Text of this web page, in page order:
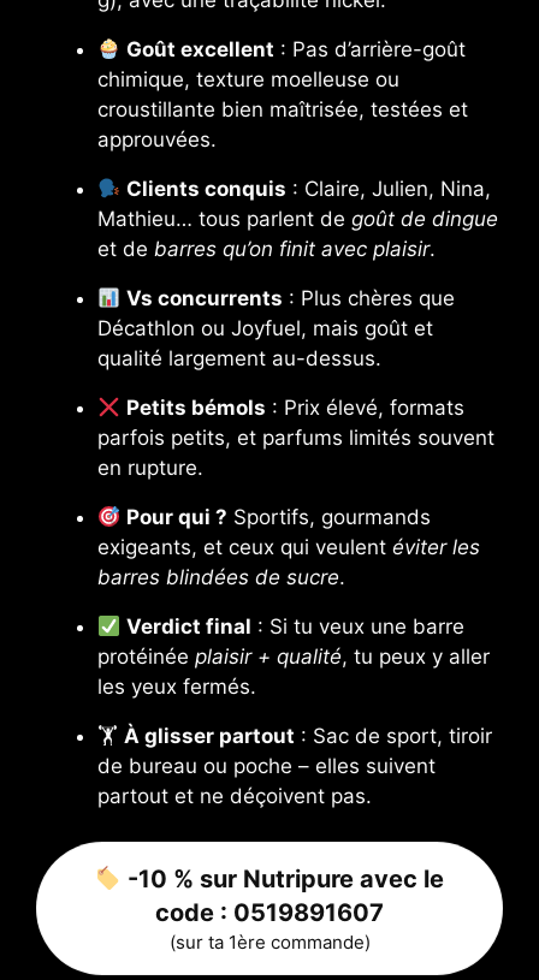
Goût excellent : Pas d’arrière-goût
chimique, texture moelleuse ou
croustillante bien maîtrisée, testées et
approuvées.
Clients conquis : Claire, Julien, Nina,
Mathieu… tous parlent de goût de dingue
et de barres qu’on finit avec plaisir.
Vs concurrents : Plus chères que
Décathlon ou Joyfuel, mais goût et
qualité largement au-dessus.
Petits bémols : Prix élevé, formats
parfois petits, et parfums limités souvent
en rupture.
Pour qui ? Sportifs, gourmands
exigeants, et ceux qui veulent éviter les
barres blindées de sucre.
Verdict final : Si tu veux une barre
protéinée plaisir + qualité, tu peux y aller
les yeux fermés.
🏋️ À glisser partout : Sac de sport, tiroir
de bureau ou poche – elles suivent
partout et ne déçoivent pas.
-10 % sur Nutripure avec le
code : 0519891607
(sur ta 1ère commande)